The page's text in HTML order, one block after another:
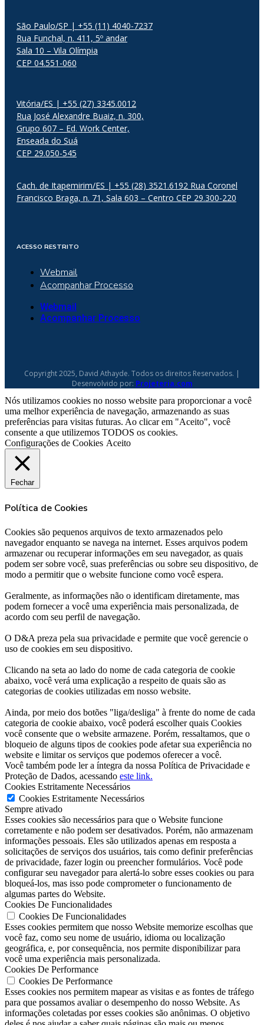
São Paulo/SP | +55 (11) 4040-7237
Rua Funchal, n. 411, 5º andar
Sala 10 – Vila Olímpia
CEP 04.551-060
Vitória/ES | +55 (27) 3345.0012
Rua José Alexandre Buaiz, n. 300,
Grupo 607 – Ed. Work Center,
Enseada do Suá
CEP 29.050-545
Cach. de Itapemirim/ES | +55 (28) 3521.6192 Rua Coronel
Francisco Braga, n. 71, Sala 603 – Centro CEP 29.300-220
ACESSO RESTRITO
Webmail
Acompanhar Processo
Webmail
Acompanhar Processo
Copyright 2025, David Athayde. Todos os direitos Reservados. |
Desenvolvido por: Projeteria.com
Nós utilizamos cookies no nosso website para proporcionar a você
uma melhor experiência de navegação, armazenando as suas
preferências para visitas futuras. Ao clicar em "Aceito", você
consente a que utilizemos TODOS os cookies.
Configurações de Cookies Aceito
Fechar
Política de Cookies
Cookies são pequenos arquivos de texto armazenados pelo
navegador enquanto se navega na internet. Esses arquivos podem
armazenar ou recuperar informações em seu navegador, as quais
podem ser sobre você, suas preferências ou sobre seu dispositivo, de
modo a permitir que o website funcione como você espera.
Geralmente, as informações não o identificam diretamente, mas
podem fornecer a você uma experiência mais personalizada, de
acordo com seu perfil de navegação.
O D&A preza pela sua privacidade e permite que você gerencie o
uso de cookies em seu dispositivo.
Clicando na seta ao lado do nome de cada categoria de cookie
abaixo, você verá uma explicação a respeito de quais são as
categorias de cookies utilizadas em nosso website.
Ainda, por meio dos botões "liga/desliga" à frente do nome de cada
categoria de cookie abaixo, você poderá escolher quais Cookies
você consente que o website armazene. Porém, ressaltamos, que o
bloqueio de alguns tipos de cookies pode afetar sua experiência no
website e limitar os serviços que podemos oferecer a você.
Você também pode ler a íntegra da nossa Política de Privacidade e
Proteção de Dados, acessando este link.
Cookies Estritamente Necessários
Cookies Estritamente Necessários
Sempre ativado
Esses cookies são necessários para que o Website funcione
corretamente e não podem ser desativados. Porém, não armazenam
informações pessoais. Eles são utilizados apenas em resposta a
solicitações de serviços dos usuários, tais como definir preferências
de privacidade, fazer login ou preencher formulários. Você pode
configurar seu navegador para alertá-lo sobre esses cookies ou para
bloqueá-los, mas isso pode comprometer o funcionamento de
algumas partes do Website.
Cookies De Funcionalidades
Cookies De Funcionalidades
Esses cookies permitem que nosso Website memorize escolhas que
você faz, como seu nome de usuário, idioma ou localização
geográfica, e, por consequência, nos permite disponibilizar para
você uma experiência mais personalizada.
Cookies De Performance
Cookies De Performance
Esses cookies nos permitem mapear as visitas e as fontes de tráfego
para que possamos avaliar o desempenho do nosso Website. As
informações coletadas por esses cookies são anônimas. O objetivo